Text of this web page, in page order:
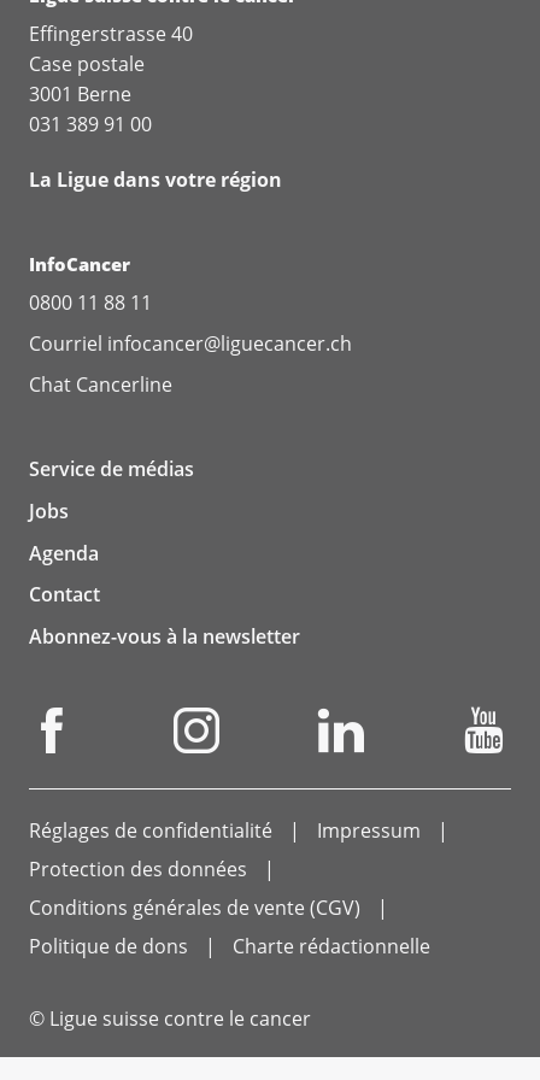
Effingerstrasse 40
Case postale
3001 Berne
031 389 91 00
La Ligue dans votre région
InfoCancer
0800 11 88 11
Courriel infocancer@liguecancer.ch
Chat Cancerline
Service de médias
Jobs
Agenda
Contact
Abonnez-vous à la newsletter
Réglages de confidentialité
Impressum
Protection des données
Conditions générales de vente (CGV)
Politique de dons
Charte rédactionnelle
© Ligue suisse contre le cancer